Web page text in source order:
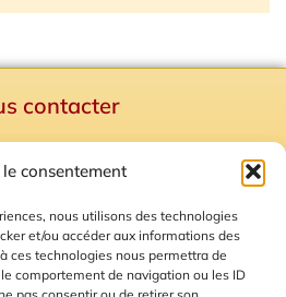
le consentement
nous utilisons des technologies
et/ou accéder aux informations des
ces technologies nous permettra de
comportement de navigation ou les ID
contacter
Plan du site
des Cookies